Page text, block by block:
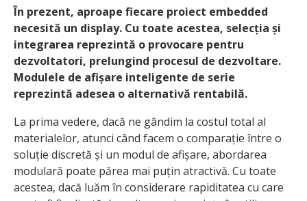
În prezent, aproape fiecare proiect embedded
necesită un display. Cu toate acestea, selecția și
integrarea reprezintă o provocare pentru
dezvoltatori, prelungind procesul de dezvoltare.
Modulele de afișare inteligente de serie
reprezintă adesea o alternativă rentabilă.
La prima vedere, dacă ne gândim la costul total al
materialelor, atunci când facem o comparație între o
soluție discretă și un modul de afișare, abordarea
modulară poate părea mai puțin atractivă. Cu toate
acestea, dacă luăm în considerare rapiditatea cu care